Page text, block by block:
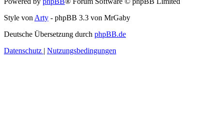
Style von Arty - phpBB 3.3 von MrGaby
Deutsche Übersetzung durch phpBB.de
Datenschutz | Nutzungsbedingungen